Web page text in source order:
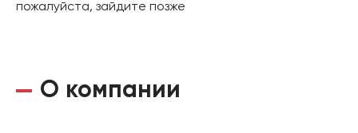
пожалуйста, зайдите позже
О компании